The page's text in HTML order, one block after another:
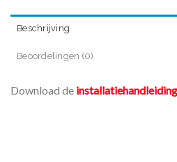
Beschrijving
Beoordelingen (0)
Download de installatiehandleiding